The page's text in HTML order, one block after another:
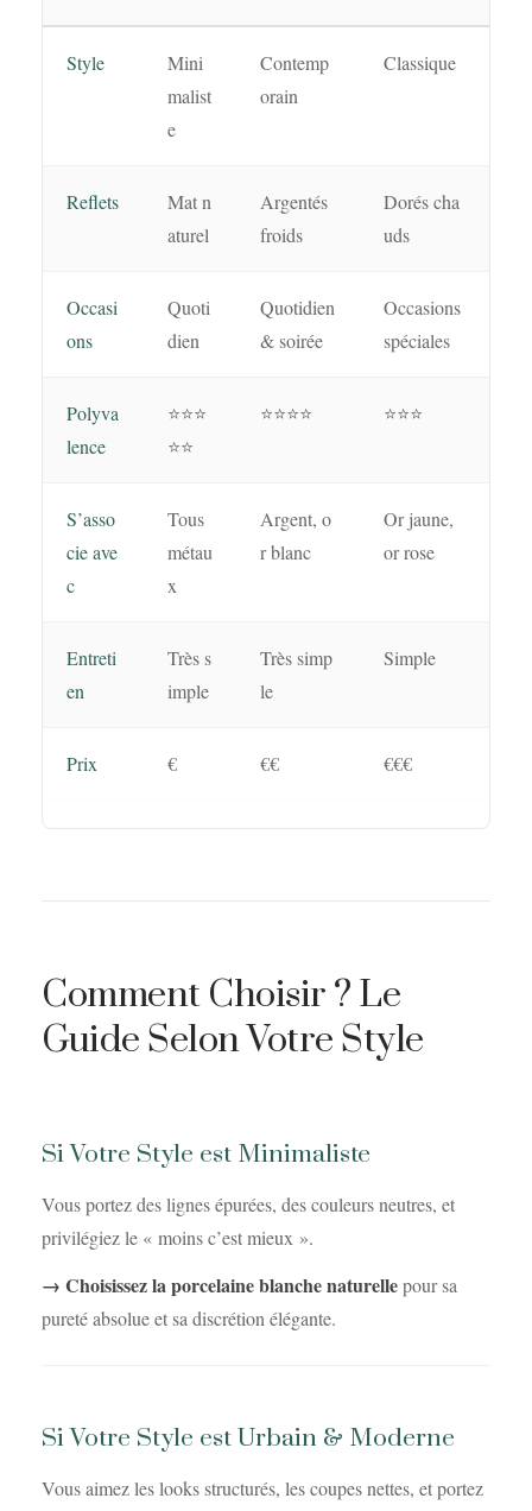
Style
Mini
malist
e
Contemp
orain
Classique
Reflets
Mat n
aturel
Argentés
froids
Dorés cha
uds
Occasi
ons
Quoti
dien
Quotidien
& soirée
Occasions
spéciales
Polyva
lence
⭐⭐⭐
⭐⭐
⭐⭐⭐⭐ ⭐⭐⭐
S’asso
cie ave
c
Tous
métau
x
Argent, o
r blanc
Or jaune,
or rose
Entreti
en
Très s
imple
Très simp
le
Simple
Prix € €€ €€€
Comment Choisir ? Le
Guide Selon Votre Style
Si Votre Style est Minimaliste
Vous portez des lignes épurées, des couleurs neutres, et
privilégiez le « moins c’est mieux ».
→ Choisissez la porcelaine blanche naturellepour sa
pureté absolue et sa discrétion élégante.
Si Votre Style est Urbain & Moderne
Vous aimez les looks structurés, les coupes nettes, et portez